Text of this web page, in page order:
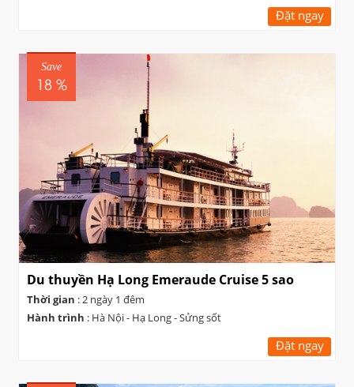
Đặt ngay
Save
18 %
Du thuyền Hạ Long Emeraude Cruise 5 sao
Thời gian : 2 ngày 1 đêm
Hành trình : Hà Nội - Hạ Long - Sửng sốt
Đặt ngay